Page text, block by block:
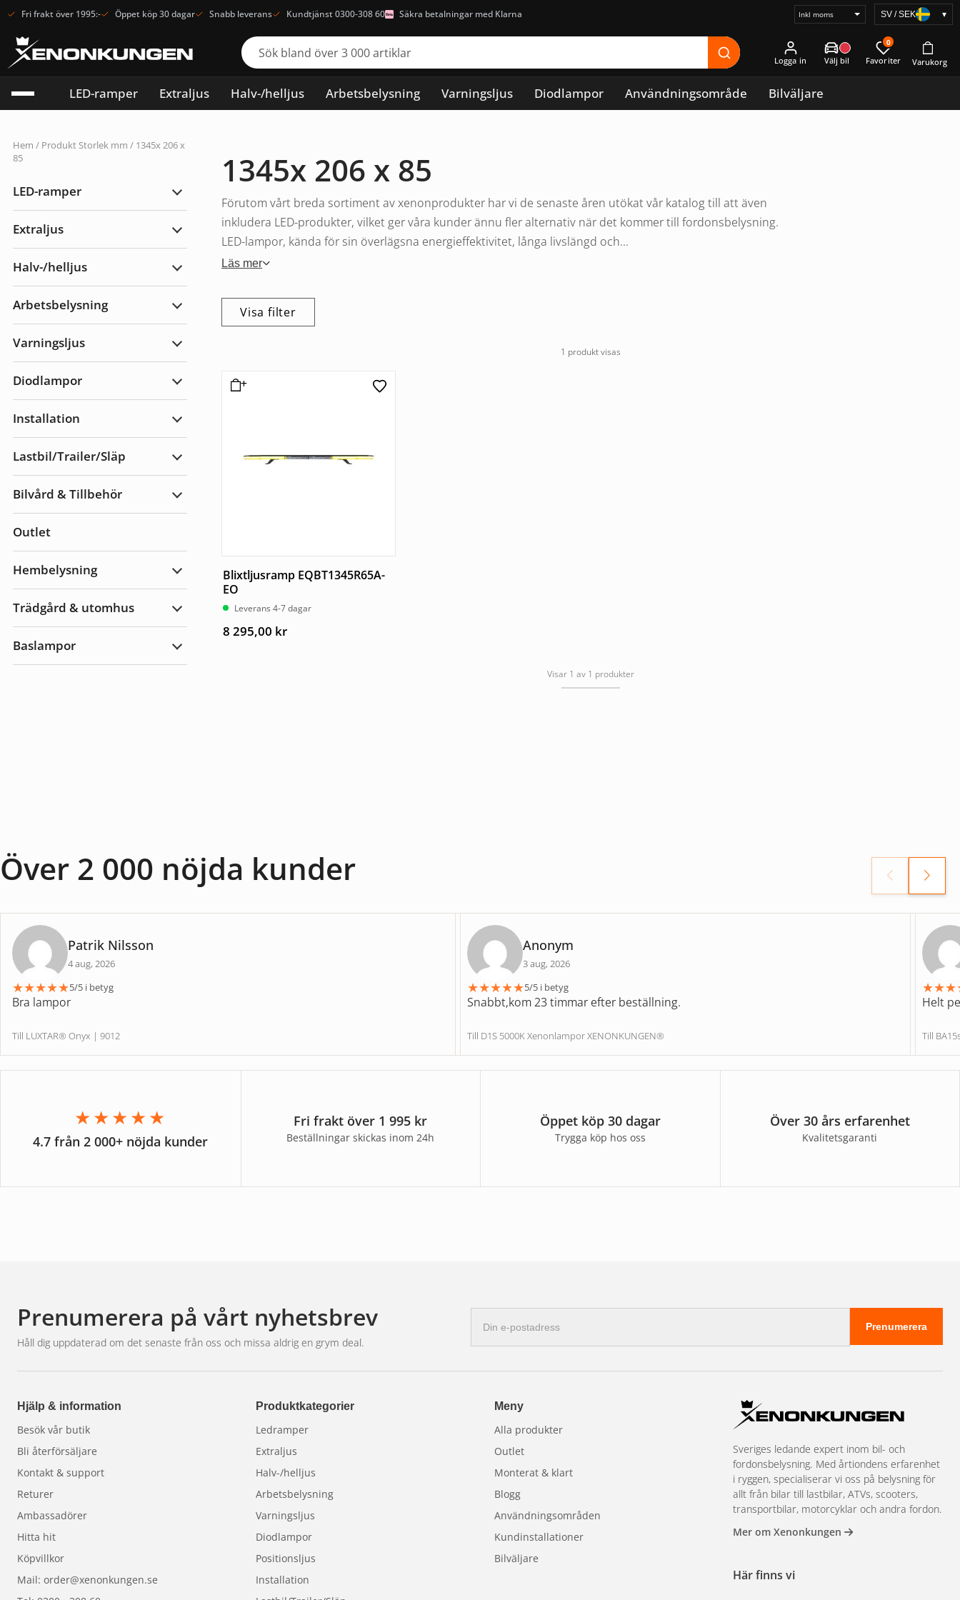
Fri frakt över 1995:- Öppet köp 30 dagar Snabb leverans Kundtjänst 0300-308 60 Säkra betalningar med Klarna
Välj
SV / SEK ▾
Logga in
0
LED-ramper Extraljus Halv-/helljus Arbetsbelysning Varningsljus Diodlampor Användningsområde Bilväljare
Hem / Produkt Storlek mm / 1345x 206 x
85
LED-ramper
Expandera
Extraljus
Expandera
Halv-/helljus
Expandera
Arbetsbelysning
Expandera
Varningsljus
Expandera
Diodlampor
Expandera
Installation
Expandera
Lastbil/Trailer/Släp
Expandera
Bilvård & Tillbehör
Expandera
Outlet
Hembelysning
Expandera
Hembelysning
Trädgård & utomhus
Expandera
utomhus
Baslampor
Expandera
1345x 206 x 85
Förutom vårt breda sortiment av xenonprodukter har vi de senaste åren utökat vår katalog till att även
inkludera LED-produkter, vilket ger våra kunder ännu fler alternativ när det kommer till fordonsbelysning.
LED-lampor, kända för sin överlägsna energieffektivitet, långa livslängd och...
Läs mer
Visa filter
1 produkt visas
Blixtljusramp EQBT1345R65A-
EO
Leverans 4-7 dagar
8 295,00 kr
Visar 1 av 1 produkter
Över 2 000 nöjda kunder
Patrik Nilsson
4 aug, 2026
★★★★★5/5 i betyg
Bra lampor
Till LUXTAR® Onyx | 9012
Anonym
3 aug, 2026
★★★★★5/5 i betyg
Snabbt,kom 23 timmar efter beställning.
Till D1S 5000K Xenonlampor XENONKUNGEN®
★★★
Helt
Till
★★★★★
4.7 från 2 000+ nöjda kunder
Fri frakt över 1 995 kr
Beställningar skickas inom 24h
Öppet köp 30 dagar
Trygga köp hos oss
Över 30 års erfarenhet
Kvalitetsgaranti
Prenumerera på vårt nyhetsbrev
Håll dig uppdaterad om det senaste från oss och missa aldrig en grym deal.
postadress
Prenumerera
Hjälp & information
Besök vår butik
Bli återförsäljare
Kontakt & support
Returer
Ambassadörer
Hitta hit
Köpvillkor
Mail: order@xenonkungen.se
Produktkategorier
Ledramper
Extraljus
Halv-/helljus
Arbetsbelysning
Varningsljus
Diodlampor
Positionsljus
Installation
Meny
Alla produkter
Outlet
Monterat & klart
Blogg
Användningsområden
Kundinstallationer
Bilväljare
Sveriges ledande expert inom bil- och
fordonsbelysning. Med årtiondens erfarenhet
i ryggen, specialiserar vi oss på belysning för
allt från bilar till lastbilar, ATVs, scooters,
transportbilar, motorcyklar och andra fordon.
Mer om Xenonkungen
Här finns vi